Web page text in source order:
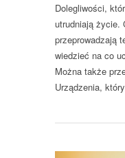
Dolegliwości,
utrudniają życie.
przeprowadzają
wiedzieć na co
Można także
Urządzenia,